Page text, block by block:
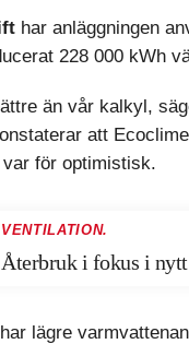
har anläggningen
228 000 kWh
än vår kalkyl,
att
för optimistisk.
VENTILATION.
Återbruk i fokus i
lägre